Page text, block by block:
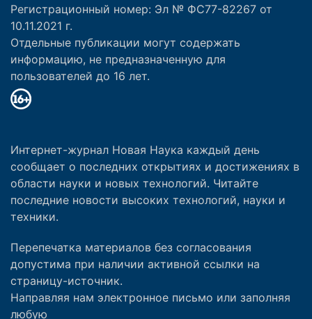
Регистрационный номер: Эл № ФС77-82267 от
10.11.2021 г.
Отдельные публикации могут содержать
информацию, не предназначенную для
пользователей до 16 лет.
Интернет-журнал Новая Наука каждый день
сообщает о последних открытиях и достижениях в
области науки и новых технологий. Читайте
последние новости высоких технологий, науки и
техники.
Перепечатка материалов без согласования
допустима при наличии активной ссылки на
страницу-источник.
Направляя нам электронное письмо или заполняя
любую